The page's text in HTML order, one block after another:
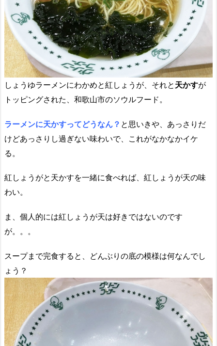
しょうゆラーメンにわかめと紅しょうが、それと 天かすが
トッピングされた、和歌山市のソウルフード。
ラーメンに天かすってどうなん？ と思いきや、あっさりだ
けどあっさりし過ぎない味わいで、これがなかなかイケ
る。
紅しょうがと天かすを一緒に食べれば、紅しょうが天の味
わい。
ま、個人的には紅しょうが天は好きではないのです
が。。。
スープまで完食すると、どんぶりの底の模様は何なんでし
ょう？